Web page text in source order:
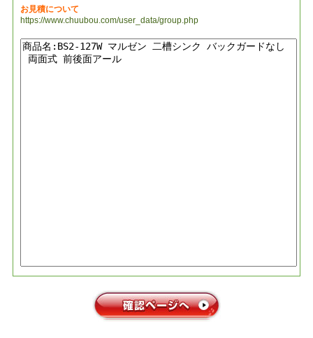
お見積について
https://www.chuubou.com/user_data/group.php